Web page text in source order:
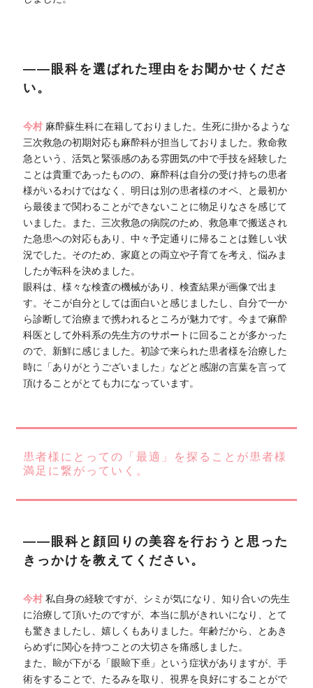
――眼科を選ばれた理由をお聞かせくださ
い。
今村 麻酔蘇生科に在籍しておりました。生死に掛かるような
三次救急の初期対応も麻酔科が担当しておりました。救命救
急という、活気と緊張感のある雰囲気の中で手技を経験した
ことは貴重であったものの、麻酔科は自分の受け持ちの患者
様がいるわけではなく、明日は別の患者様のオペ、と最初か
ら最後まで関わることができないことに物足りなさを感じて
いました。また、三次救急の病院のため、救急車で搬送され
た急患への対応もあり、中々予定通りに帰ることは難しい状
況でした。そのため、家庭との両立や子育てを考え、悩みま
したが転科を決めました。
眼科は、様々な検査の機械があり、検査結果が画像で出ま
す。そこが自分としては面白いと感じましたし、自分で一か
ら診断して治療まで携われるところが魅力です。今まで麻酔
科医として外科系の先生方のサポートに回ることが多かった
ので、新鮮に感じました。初診で来られた患者様を治療した
時に「ありがとうございました」などと感謝の言葉を言って
頂けることがとても力になっています。
患者様にとっての「最適」を探ることが患者様
満足に繋がっていく。
――眼科と顔回りの美容を行おうと思った
きっかけを教えてください。
今村私自身の経験ですが、シミが気になり、知り合いの先生
に治療して頂いたのですが、本当に肌がきれいになり、とて
も驚きましたし、嬉しくもありました。年齢だから、とあき
らめずに関心を持つことの大切さを痛感しました。
また、瞼が下がる「眼瞼下垂」という症状がありますが、手
術をすることで、たるみを取り、視界を良好にすることがで